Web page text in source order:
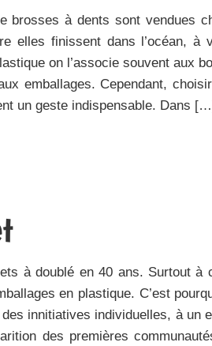
brosses à dents sont vendues
elles finissent dans l’océan, à
on l’associe souvent aux
emballages. Cependant,
un geste indispensable. Dans
à doublé en 40 ans. Surtout à
en plastique. C’est
innitiatives individuelles, à un
des premières